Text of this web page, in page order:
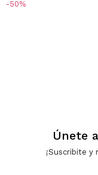
50
Únete
¡Suscribite y